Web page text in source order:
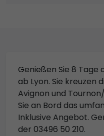
Genießen Sie 8 Tage
ab Lyon. Sie kreuzen
Avignon und
Sie an Bord das
Inklusive Angebot.
der 03496 50 210.